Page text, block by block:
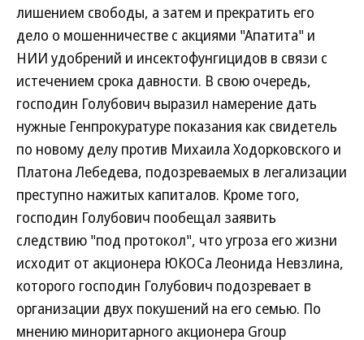
лишением свободы, а затем и прекратить его
дело о мошенничестве с акциями "Апатита" и
НИИ удобрений и инсектофунгицидов в связи с
истечением срока давности. В свою очередь,
господин Голубович выразил намерение дать
нужные Генпрокуратуре показания как свидетель
по новому делу против Михаила Ходорковского и
Платона Лебедева, подозреваемых в легализации
преступно нажитых капиталов. Кроме того,
господин Голубович пообещал заявить
следствию "под протокол", что угроза его жизни
исходит от акционера ЮКОСа Леонида Невзлина,
которого господин Голубович подозревает в
организации двух покушений на его семью. По
мнению миноритарного акционера Group